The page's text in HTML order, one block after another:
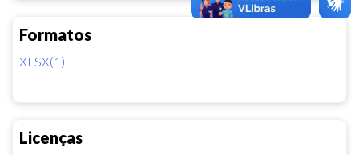
Formatos
XLSX(1)
Licenças